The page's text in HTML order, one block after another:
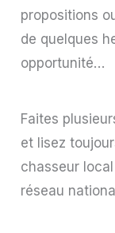
propositions
de quelques
opportunité…
Faites
et lisez
chasseur
réseau